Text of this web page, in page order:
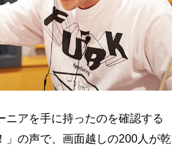
ニアを手に持ったのを確認する
」の声で、画面越しの200人が乾